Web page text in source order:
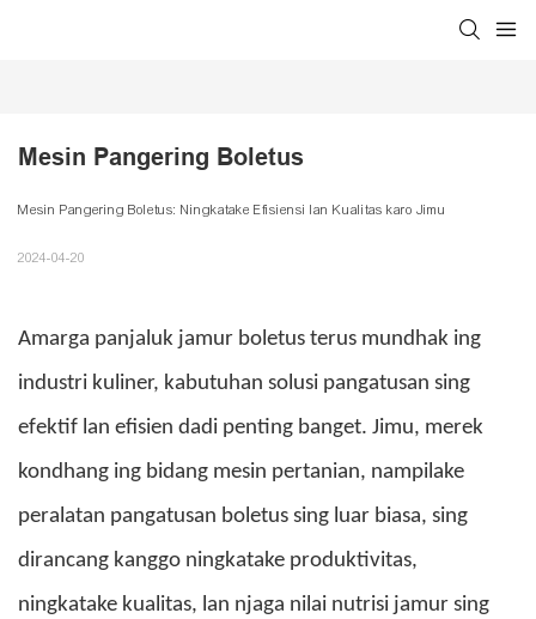
Mesin Pangering Boletus
Mesin Pangering Boletus: Ningkatake Efisiensi lan Kualitas karo Jimu
2024-04-20
Amarga panjaluk jamur boletus terus mundhak ing
industri kuliner, kabutuhan solusi pangatusan sing
efektif lan efisien dadi penting banget. Jimu, merek
kondhang ing bidang mesin pertanian, nampilake
peralatan pangatusan boletus sing luar biasa, sing
dirancang kanggo ningkatake produktivitas,
ningkatake kualitas, lan njaga nilai nutrisi jamur sing